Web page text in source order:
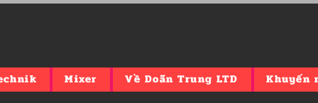
Mixer Về Doãn Trung LTD Khuyến